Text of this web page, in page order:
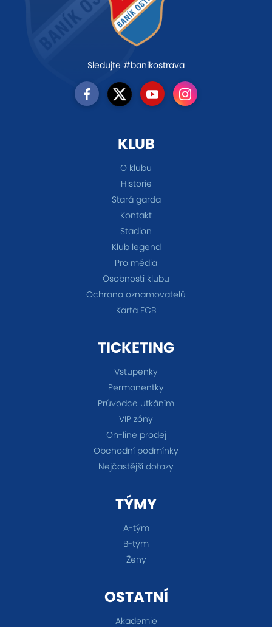
Sledujte #banikostrava
KLUB
O klubu
Historie
Stará garda
Kontakt
Stadion
Klub legend
Pro média
Osobnosti klubu
Ochrana oznamovatelů
Karta FCB
TICKETING
Vstupenky
Permanentky
Průvodce utkáním
VIP zóny
On-line prodej
Obchodní podmínky
Nejčastější dotazy
TÝMY
A-tým
B-tým
Ženy
OSTATNÍ
Akademie